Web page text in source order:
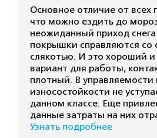
Основное отличие от
что можно ездить до
неожиданный приход
покрышки справляются со
слякотью. И это хороший
вариант для работы,
плотный. В управляемости
износостойкости не
данном классе. Еще
данные затраты на них
Узнать подробнее